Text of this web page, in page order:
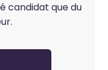
candidat que du